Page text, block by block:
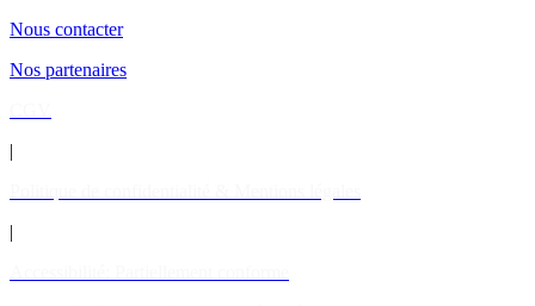
Nous contacter
Nos partenaires
|
|